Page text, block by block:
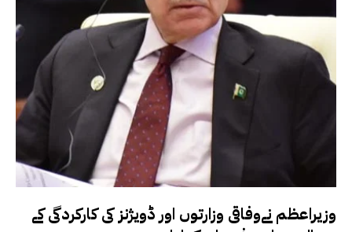
وزیراعظم نےوفاقی وزارتوں اور ڈویژنز کی کارکردگی کے